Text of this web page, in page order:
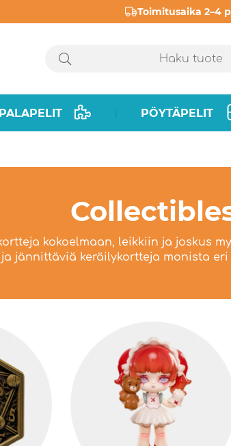
Toimitusaika 2–4
PALAPELIT PÖYTÄPELIT
kokoelmaan, leikkiin ja joskus
ja jännittäviä keräilykortteja monista